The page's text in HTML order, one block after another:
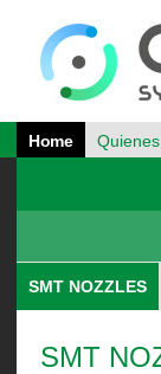
Home
SMT NOZZLES
SMT